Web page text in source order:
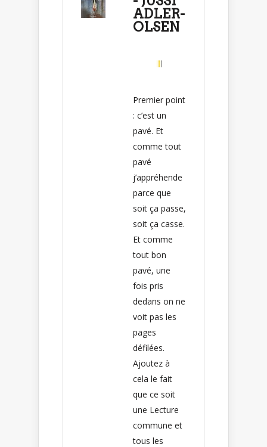
ADLER-
OLSEN
Premier point
: c’est un
pavé. Et
comme tout
pavé
j’appréhende
parce que
soit ça passe,
soit ça casse.
Et comme
tout bon
pavé, une
fois pris
dedans on ne
voit pas les
pages
défilées.
Ajoutez à
cela le fait
que ce soit
une Lecture
commune et
tous les